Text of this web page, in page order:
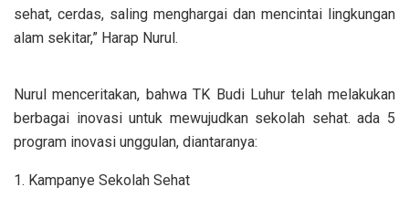
sehat, cerdas, saling menghargai dan mencintai lingkungan
alam sekitar,” Harap Nurul.
Nurul menceritakan, bahwa TK Budi Luhur telah melakukan
berbagai inovasi untuk mewujudkan sekolah sehat. ada 5
program inovasi unggulan, diantaranya:
1. Kampanye Sekolah Sehat